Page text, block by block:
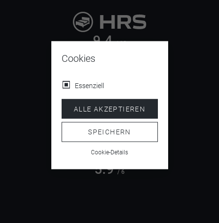
9.4/ 10
4.5/ 5
5.9/ 6
Cookies
Essenziell
ALLE AKZEPTIEREN
SPEICHERN
Cookie-Details